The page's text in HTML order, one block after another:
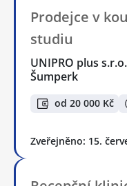
Prodejce v
studiu
UNIPRO plus s.r.o.
Šumperk
od 20 000 Kč
Zveřejněno: 15.